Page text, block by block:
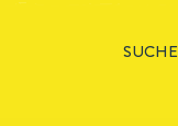
SUCHE